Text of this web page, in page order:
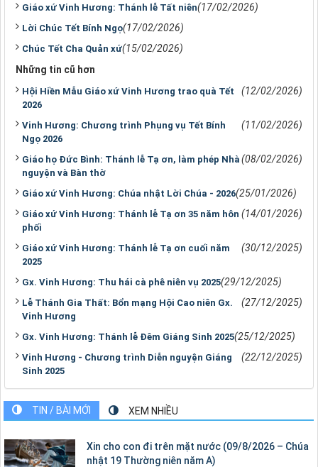
Giáo xứ Vinh Hương: Thánh lễ Tất niên(17/02/2026)
Lời Chúc Tết Bính Ngọ(17/02/2026)
Chúc Tết Cha Quản xứ(15/02/2026)
Những tin cũ hơn
Hội Hiền Mẫu Giáo xứ Vinh Hương trao quà Tết
2026
(12/02/2026)
Vinh Hương: Chương trình Phụng vụ Tết Bính
Ngọ 2026
(11/02/2026)
Giáo họ Đức Bình: Thánh lễ Tạ ơn, làm phép Nhà
nguyện và Bàn thờ
(08/02/2026)
Giáo xứ Vinh Hương: Chúa nhật Lời Chúa - 2026(25/01/2026)
Giáo xứ Vinh Hương: Thánh lễ Tạ ơn 35 năm hôn
phối
(14/01/2026)
Giáo xứ Vinh Hương: Thánh lễ Tạ ơn cuối năm
2025
(30/12/2025)
Gx. Vinh Hương: Thu hái cà phê niên vụ 2025(29/12/2025)
Lễ Thánh Gia Thất: Bổn mạng Hội Cao niên Gx.
Vinh Hương
(27/12/2025)
Gx. Vinh Hương: Thánh lễ Đêm Giáng Sinh 2025(25/12/2025)
Vinh Hương - Chương trình Diễn nguyện Giáng
Sinh 2025
(22/12/2025)
TIN / BÀI MỚI XEM NHIỀU
Xin cho con đi trên mặt nước (09/8/2026 – Chúa
nhật 19 Thường niên năm A)